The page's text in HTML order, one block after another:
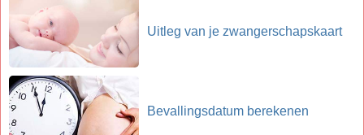
Uitleg van je zwangerschapskaart
Bevallingsdatum berekenen